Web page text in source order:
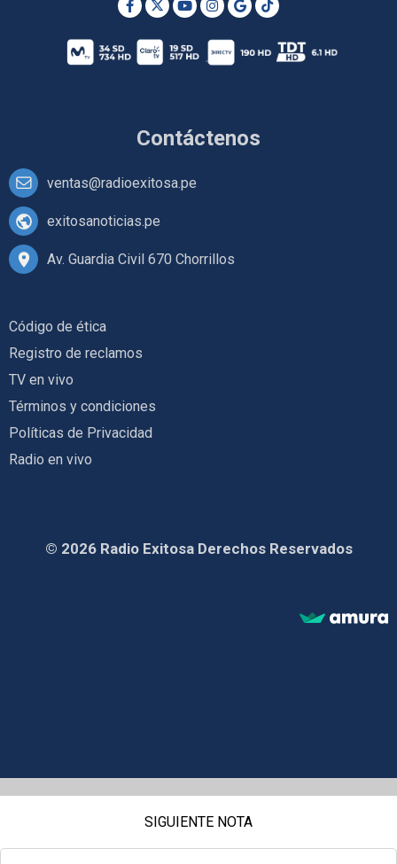
Contáctenos
ventas@radioexitosa.pe
exitosanoticias.pe
Av. Guardia Civil 670 Chorrillos
Código de ética
Registro de reclamos
TV en vivo
Términos y condiciones
Políticas de Privacidad
Radio en vivo
© 2026 Radio Exitosa Derechos Reservados
SIGUIENTE NOTA